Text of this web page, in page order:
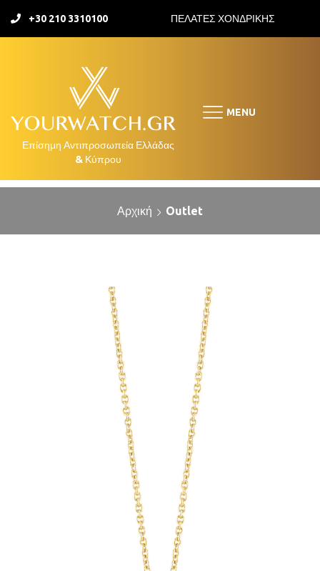
+30 210 3310100 ΠΕΛΑΤΕΣ ΧΟΝΔΡΙΚΗΣ
MENU
Αρχική Outlet